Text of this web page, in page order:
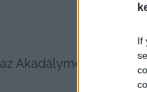
If
az Akadálymentes napot,